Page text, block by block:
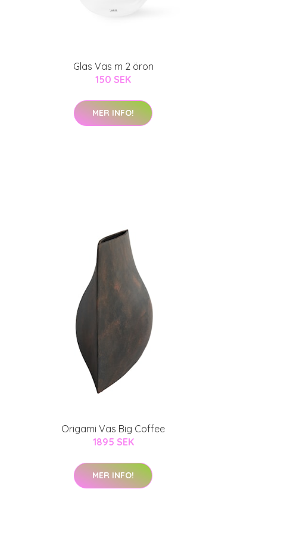
Glas Vas m 2 öron
150 SEK
MER INFO!
Origami Vas Big Coffee
1895 SEK
MER INFO!